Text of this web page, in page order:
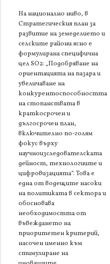
На национално ниво, в
Стратегическия план за
развитие на земеделието и
селските райони ясно е
формулирана специфична
цел SO2: „Подобряване на
ориентацията на пазара и
увеличаване на
конкурентоспособността
на стопанствата в
краткосрочен и
дългосрочен план,
включително по-голям
фокус върху
научноизследователската
дейност, технологиите и
цифровизацията“. Това е
една от водещите насоки
на политиката в сектора и
обосновава
необходимостта от
въвеждането на
приоритетен критерий,
насочен именно към
стимулиране на